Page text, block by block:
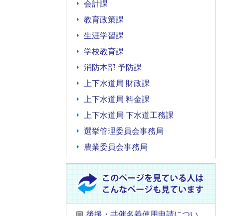
会計課
教育政策課
生涯学習課
学校教育課
消防本部 予防課
上下水道局 財政課
上下水道局 料金課
上下水道局 下水道工務課
選挙管理委員会事務局
農業委員会事務局
後援・共催名義使用申請につい